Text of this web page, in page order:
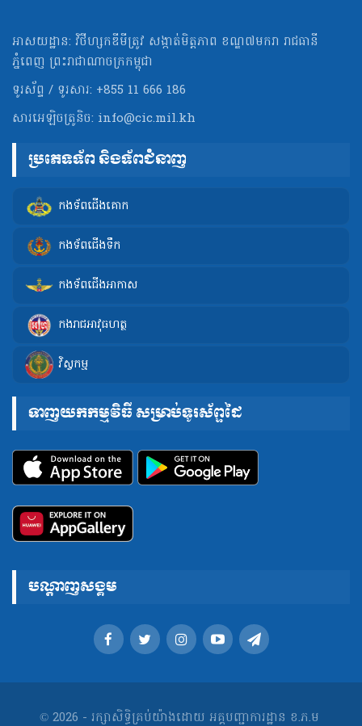
អាសយដ្ឋាន: វិថីហ្សកឌីមីត្រូវ សង្កាត់មិត្ដភាព ខណ្ឌ៧មករា រាជធានី
ភ្នំពេញ ព្រះរាជាណាចក្រកម្ពុជា
ទូរស័ព្ទ / ទូរសារ: +855 11 666 186
សារអេឡិចត្រូនិច: info@cic.mil.kh
ប្រភេទទ័ព និងទ័ពជំនាញ
កងទ័ពជើងគោក
កងទ័ពជើងទឹក
កងទ័ពជើងអាកាស
កងរាជអាវុធហត្ថ
វិស្វកម្ម
ទាញយកកម្មវិធី សម្រាប់ទូរស័ព្ទដៃ
បណ្តាញសង្គម
© 2026 - រក្សាសិទ្ធិគ្រប់យ៉ាងដោយ អគ្គបញ្ជាការដ្ឋាន ខ.ភ.ម